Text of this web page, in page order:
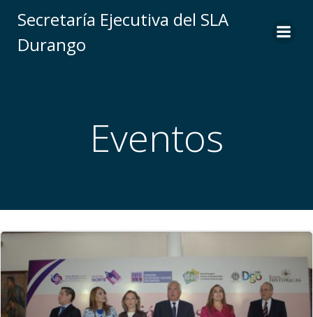
al
Secretaría Ejecutiva del SLA
Durango
Eventos